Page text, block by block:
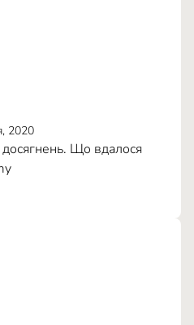
2020
Що вдалося